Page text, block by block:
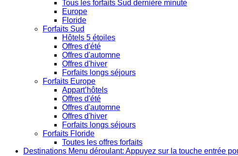
Tous les forfaits Sud dernière minute
Europe
Floride
Forfaits Sud
Hôtels 5 étoiles
Offres d'été
Offres d'automne
Offres d'hiver
Forfaits longs séjours
Forfaits Europe
Appart’hôtels
Offres d'été
Offres d'automne
Offres d'hiver
Forfaits longs séjours
Forfaits Floride
Toutes les offres forfaits
Destinations Menu déroulant: Appuyez sur la touche entrée